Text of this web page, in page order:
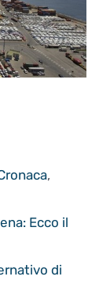
,
Ecco il
di